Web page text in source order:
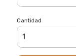
Cantidad